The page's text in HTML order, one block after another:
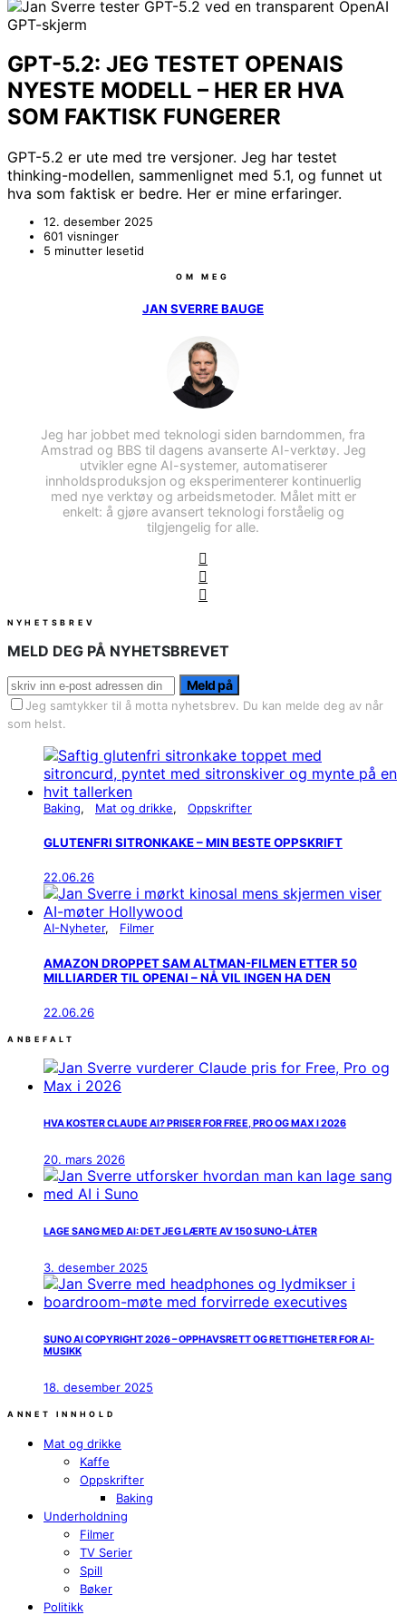
GPT-5.2: JEG TESTET OPENAIS
NYESTE MODELL – HER ER HVA
SOM FAKTISK FUNGERER
GPT-5.2 er ute med tre versjoner. Jeg har testet
thinking-modellen, sammenlignet med 5.1, og funnet ut
hva som faktisk er bedre. Her er mine erfaringer.
12. desember 2025
601 visninger
5 minutter lesetid
OM MEG
JAN SVERRE BAUGE
Jeg har jobbet med teknologi siden barndommen, fra
Amstrad og BBS til dagens avanserte AI-verktøy. Jeg
utvikler egne AI-systemer, automatiserer
innholdsproduksjon og eksperimenterer kontinuerlig
med nye verktøy og arbeidsmetoder. Målet mitt er
enkelt: å gjøre avansert teknologi forståelig og
tilgjengelig for alle.
NYHETSBREV
MELD DEG PÅ NYHETSBREVET
Meld på
Jeg samtykker til å motta nyhetsbrev. Du kan melde deg av når
som helst.
Baking Mat og drikke Oppskrifter
GLUTENFRI SITRONKAKE – MIN BESTE OPPSKRIFT
22.06.26
AI-Nyheter Filmer
AMAZON DROPPET SAM ALTMAN-FILMEN ETTER 50
MILLIARDER TIL OPENAI – NÅ VIL INGEN HA DEN
22.06.26
ANBEFALT
HVA KOSTER CLAUDE AI? PRISER FOR FREE, PRO OG MAX I 2026
20. mars 2026
LAGE SANG MED AI: DET JEG LÆRTE AV 150 SUNO-LÅTER
3. desember 2025
SUNO AI COPYRIGHT 2026 – OPPHAVSRETT OG RETTIGHETER FOR AI-
MUSIKK
18. desember 2025
ANNET INNHOLD
Mat og drikke
Kaffe
Oppskrifter
Baking
Underholdning
Filmer
TV Serier
Spill
Bøker
Politikk